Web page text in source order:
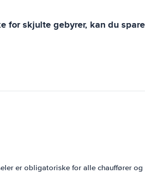
for skjulte gebyrer, kan du
er obligatoriske for alle chauffører og